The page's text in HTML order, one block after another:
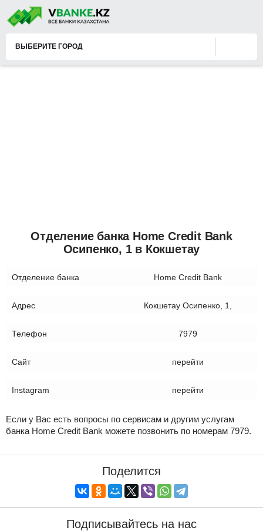
ВЫБЕРИТЕ ГОРОД
Отделение банка Home Credit Bank
Осипенко, 1 в Кокшетау
Отделение банка Home Credit Bank
Адрес Кокшетау Осипенко, 1,
Телефон 7979
Сайт перейти
Instagram перейти
Если у Вас есть вопросы по сервисам и другим услугам
банка Home Credit Bank можете позвонить по номерам 7979.
Поделится
Подписывайтесь на нас